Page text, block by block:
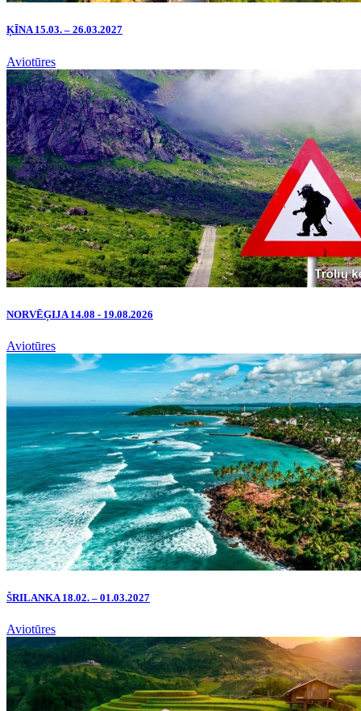
ĶĪNA 15.03. – 26.03.2027
Aviotūres
NORVĒĢIJA 14.08 - 19.08.2026
Aviotūres
ŠRILANKA 18.02. – 01.03.2027
Aviotūres